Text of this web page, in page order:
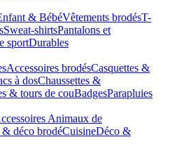
& BébéVêtements brodésT-
Sweat-shirtsPantalons et
sportDurables
Accessoires brodésCasquettes &
à dosChaussettes &
& tours de couBadgesParapluies
Animaux de
déco brodéCuisineDéco &